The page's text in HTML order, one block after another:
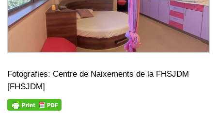
Fotografies: Centre de Naixements de la FHSJDM
[FHSJDM]